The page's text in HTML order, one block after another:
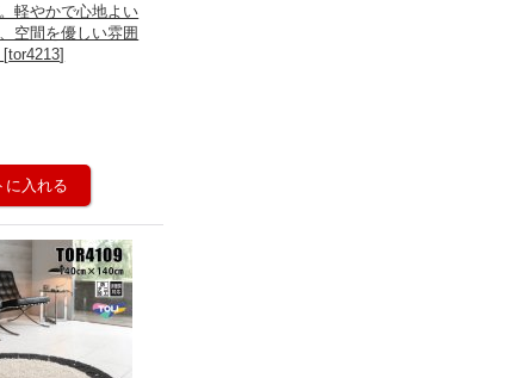
軽やかで心地よい
空間を優しい雰囲
[tor4213]